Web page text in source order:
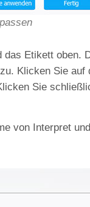
Etikett oben.
Klicken Sie auf
Sie
von Interpret